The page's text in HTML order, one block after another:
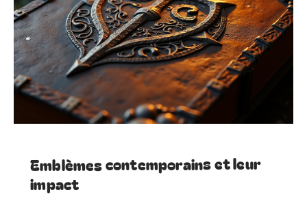
Emblèmes contemporains et leur
impact